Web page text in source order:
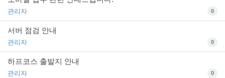
관리자 0
서버 점검 안내
관리자 0
하프코스 출발지 안내
관리자 0